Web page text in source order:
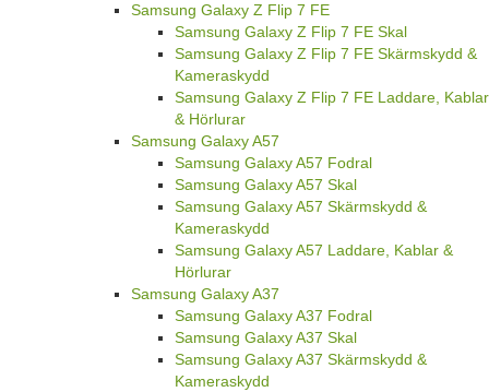
Samsung Galaxy Z Flip 7 FE
Samsung Galaxy Z Flip 7 FE Skal
Samsung Galaxy Z Flip 7 FE Skärmskydd &
Kameraskydd
Samsung Galaxy Z Flip 7 FE Laddare, Kablar
& Hörlurar
Samsung Galaxy A57
Samsung Galaxy A57 Fodral
Samsung Galaxy A57 Skal
Samsung Galaxy A57 Skärmskydd &
Kameraskydd
Samsung Galaxy A57 Laddare, Kablar &
Hörlurar
Samsung Galaxy A37
Samsung Galaxy A37 Fodral
Samsung Galaxy A37 Skal
Samsung Galaxy A37 Skärmskydd &
Kameraskydd